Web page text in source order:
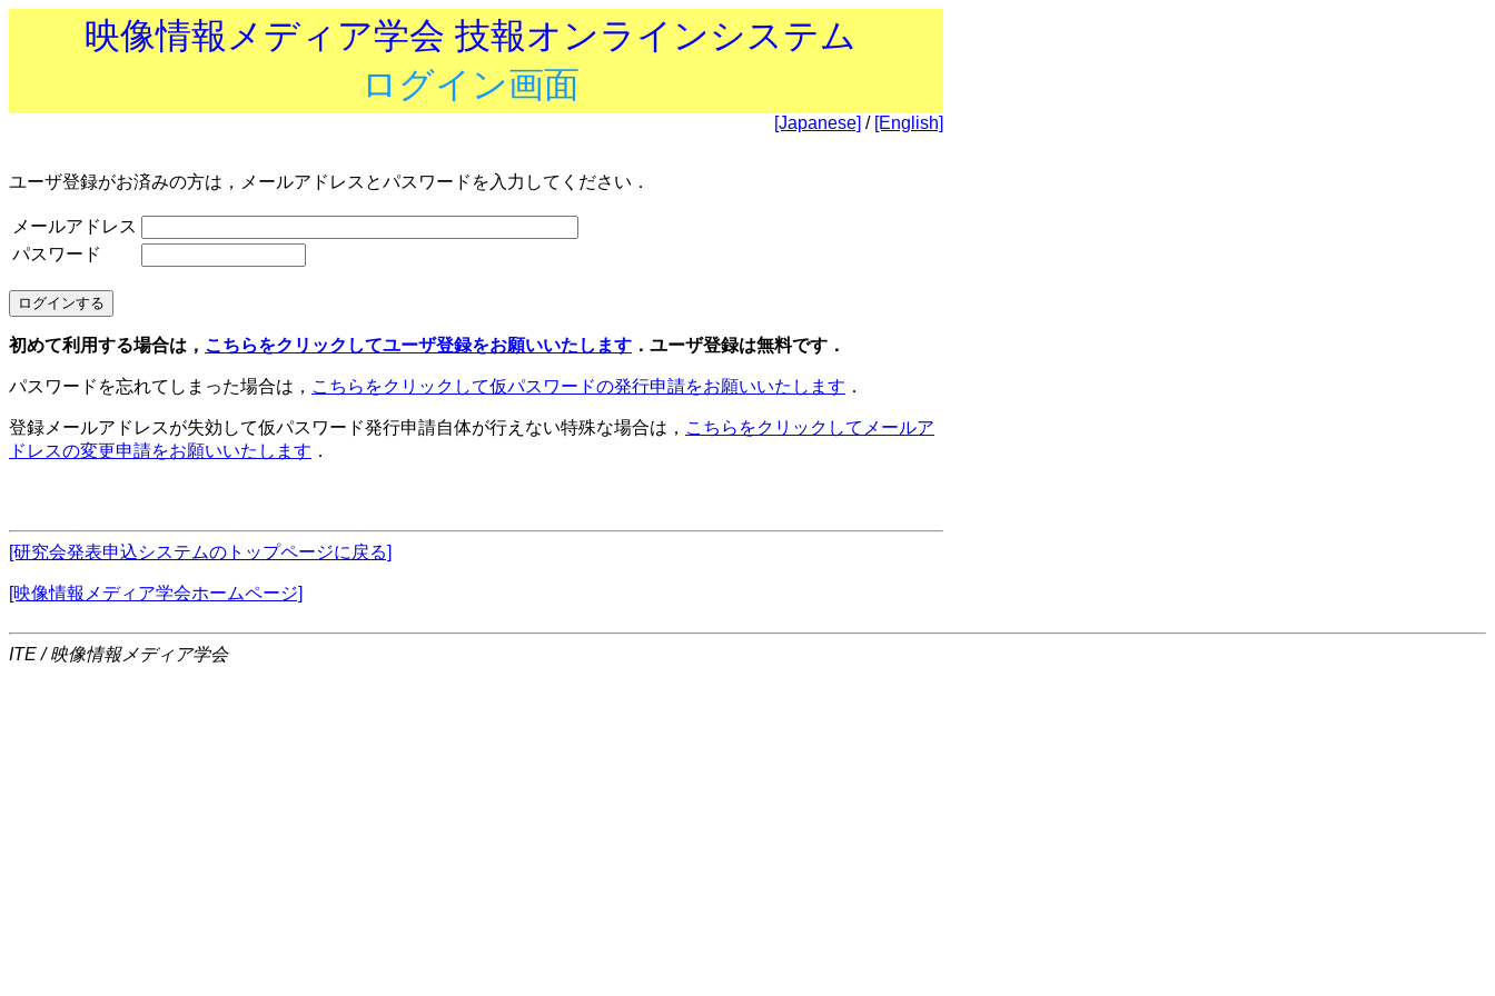
映像情報メディア学会 技報オンラインシステム
ログイン画面
[Japanese] / [English]
ユーザ登録がお済みの方は，メールアドレスとパスワードを入力してください．
メールアドレス
パスワード
初めて利用する場合は， こちらをクリックしてユーザ登録をお願いいたします ．ユーザ登録は無料です．
パスワードを忘れてしまった場合は， こちらをクリックして仮パスワードの発行申請をお願いいたします ．
登録メールアドレスが失効して仮パスワード発行申請自体が行えない特殊な場合は， こちらをクリックしてメールア
ドレスの変更申請をお願いいたします ．
[研究会発表申込システムのトップページに戻る]
[映像情報メディア学会ホームページ]
ITE / 映像情報メディア学会